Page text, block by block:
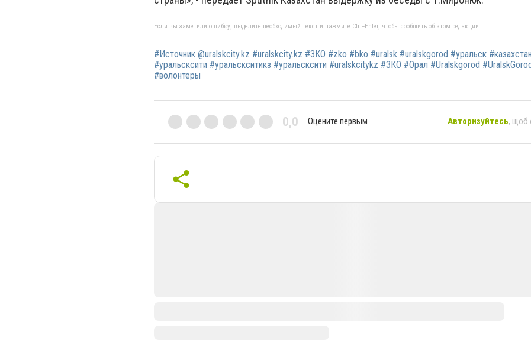
Если вы заметили ошибку, выделите необходимый текст и нажмите Ctrl+Enter, чтобы сообщить об этом редакции
#Источник @uralskcity.kz #uralskcity.kz #ЗКО #zko #bko #uralsk #uralskgorod #уральск
#уральсксити #уральскситикз #уральсксити #uralskcitykz #ЗКО #Орал #Uralskgorod
#волонтеры
0,0 Оцените первым Авторизуйтесь, щоб